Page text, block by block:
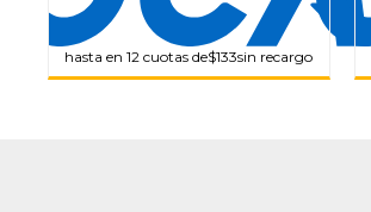
hasta en 12 cuotas de$133sin recargo